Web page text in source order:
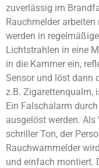
zuverlässig im
Rauchmelder
werden in
Lichtstrahlen in eine
in die Kammer ein,
Sensor und löst dann
z.B. Zigarettenqualm,
Ein Falschalarm
ausgelöst werden.
schriller Ton, der
Rauchwarnmelder
und einfach montiert.